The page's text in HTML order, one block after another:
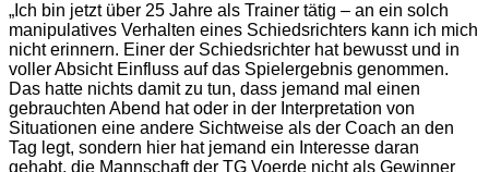
„Ich bin jetzt über 25 Jahre als Trainer tätig – an ein solch
manipulatives Verhalten eines Schiedsrichters kann ich mich
nicht erinnern. Einer der Schiedsrichter hat bewusst und in
voller Absicht Einfluss auf das Spielergebnis genommen.
Das hatte nichts damit zu tun, dass jemand mal einen
gebrauchten Abend hat oder in der Interpretation von
Situationen eine andere Sichtweise als der Coach an den
Tag legt, sondern hier hat jemand ein Interesse daran
gehabt, die Mannschaft der TG Voerde nicht als Gewinner